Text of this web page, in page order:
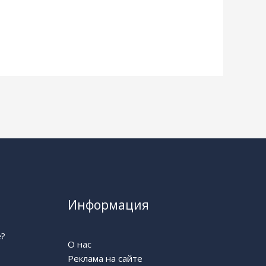
Информация
О нас
Реклама на сайте